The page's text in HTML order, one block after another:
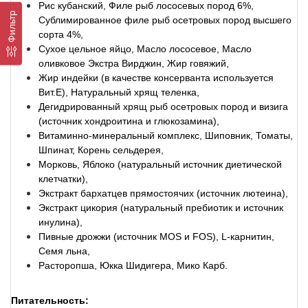
Фильтр
Рис кубанский, Филе рыб лососевых пород 6%,
Сублимированное филе рыб осетровых пород высшего
сорта 4%,
Сухое цельное яйцо, Масло лососевое, Масло
оливковое Экстра Вирджин, Жир говяжий,
Жир индейки (в качестве консерванта используется
Вит.E), Натуральный хрящ теленка,
Дегидрированный хрящ рыб осетровых пород и визига
(источник хондроитина и глюкозамина),
Витаминно-минеральный комплекс, Шиповник, Томаты,
Шпинат, Корень сельдерея,
Морковь, Яблоко (натуральный источник диетической
клетчатки),
Экстракт бархатцев прямостоячих (источник лютеина),
Экстракт цикория (натуральный пребиотик и источник
инулина),
Пивные дрожжи (источник MOS и FOS), L-карнитин,
Семя льна,
Расторопша, Юкка Шидигера, Мико Карб.
Питательность: